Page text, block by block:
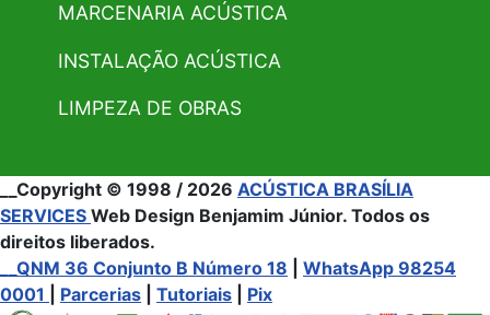
MARCENARIA ACÚSTICA
INSTALAÇÃO ACÚSTICA
LIMPEZA DE OBRAS
__Copyright © 1998 / 2026 ACÚSTICA BRASÍLIA
SERVICES Web Design Benjamim Júnior. Todos os
direitos liberados.
__QNM 36 Conjunto B Número 18
WhatsApp 98254
0001
Parcerias Tutoriais Pix